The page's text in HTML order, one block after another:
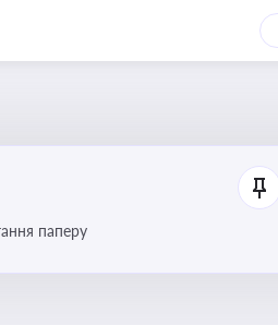
паперу